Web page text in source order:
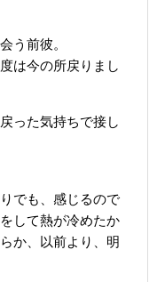
う前彼。
は今の所戻りまし
った気持ちで接し
でも、感じるので
して熱が冷めたか
か、以前より、明